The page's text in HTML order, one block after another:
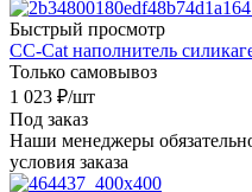
Быстрый просмотр
CC-Cat наполнитель
Только самовывоз
1 023 ₽/шт
Под заказ
Наши менеджеры
условия заказа